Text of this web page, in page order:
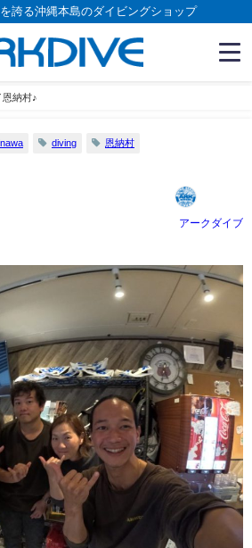
誇る沖縄本島のダイビングショップ
恩納村♪
diving 恩納村
アークダイブ